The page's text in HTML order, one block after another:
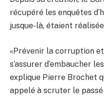
récupéré les enquêtes
jusque-là, étaient
«Prévenir la corruption
s’assurer d’embaucher
explique Pierre Brochet
appelé à scruter le